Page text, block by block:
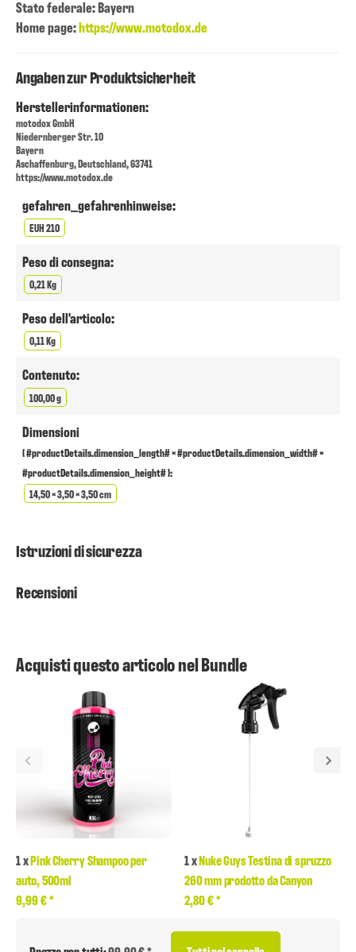
Stato federale: Bayern
Home page:https://www.motodox.de
Angaben zur Produktsicherheit
Herstellerinformationen:
motodox GmbH
Niedernberger Str. 10
Bayern
Aschaffenburg, Deutschland, 63741
https://www.motodox.de
gefahren_gefahrenhinweise:
EUH 210
Peso di consegna:
0,21 Kg
Peso dell'articolo:
0,11 Kg
Contenuto:
100,00 g
Dimensioni
( #productDetails.dimension_length# × #productDetails.dimension_width# ×
#productDetails.dimension_height# ):
14,50 × 3,50 × 3,50 cm
Istruzioni di sicurezza
Recensioni
Acquisti questo articolo nel Bundle
1xPink Cherry Shampoo per
auto, 500ml
9,99 €*
1xNuke Guys Testina di spruzzo
260 mm prodotto da Canyon
2,80 €*